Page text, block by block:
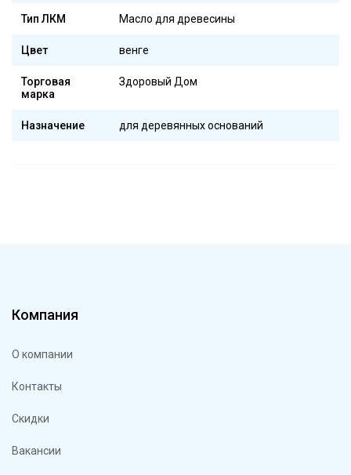
Тип ЛКМ Масло для древесины
Цвет венге
Торговая
марка
Здоровый Дом
Назначение для деревянных оснований
Компания
О компании
Контакты
Скидки
Вакансии